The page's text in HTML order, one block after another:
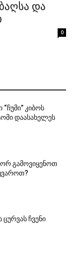
და
0
კიბოს
დაასახელეს
გამოვიყენოთ
ჩვენი